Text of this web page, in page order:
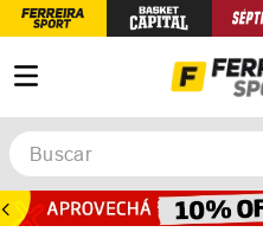
Buscar
TÉRMINOS MÁS BUSCADOS